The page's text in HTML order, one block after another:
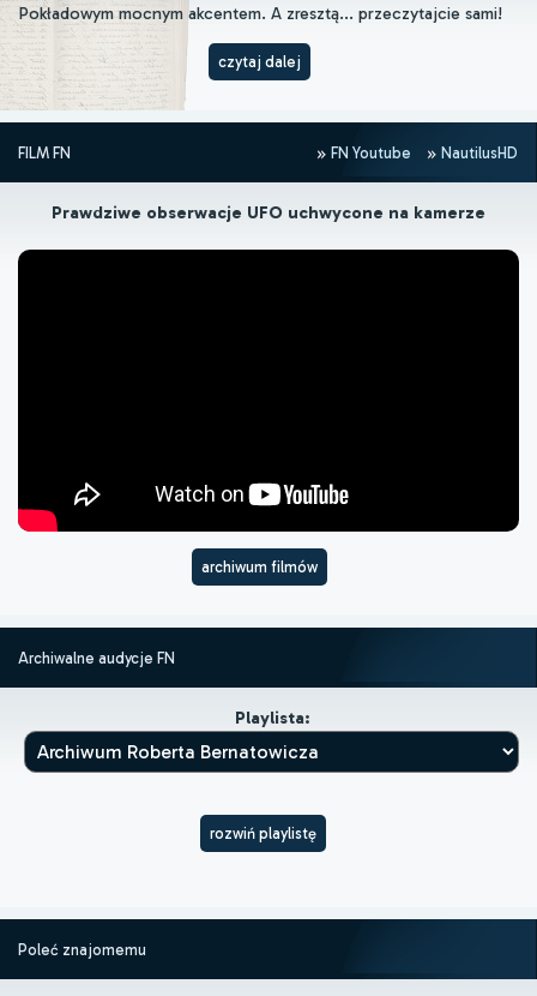
Pokładowym mocnym akcentem. A zresztą... przeczytajcie sami!
czytaj dalej
FILM FN FN Youtube NautilusHD
Prawdziwe obserwacje UFO uchwycone na kamerze
archiwum filmów
Archiwalne audycje FN
Playlista:
rozwiń playlistę
Poleć znajomemu